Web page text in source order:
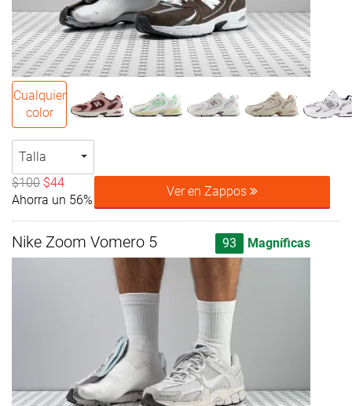
Cualquier
color
Talla
$100 $44
Ahorra un 56%
Ver en Zappos
Nike Zoom Vomero 5 93 Magníficas